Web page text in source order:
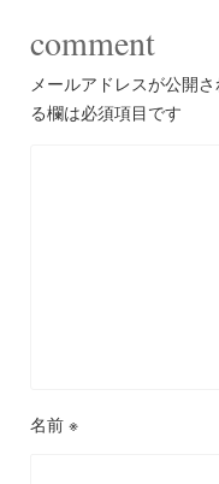
comment
メールアドレスが公開
る欄は必須項目です
名前 ※